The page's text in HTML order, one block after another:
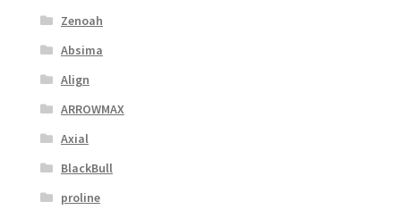
Zenoah
Absima
Align
ARROWMAX
Axial
BlackBull
proline